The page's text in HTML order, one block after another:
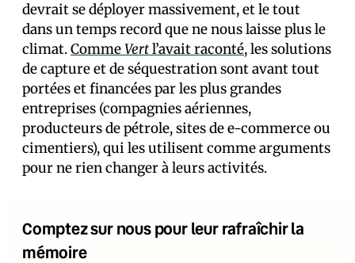
devrait se déployer massivement, et le tout
dans un temps record que ne nous laisse plus le
climat.CommeVertl’avait raconté, les solutions
de capture et de séquestration sont avant tout
portées et financées par les plus grandes
entreprises (compagnies aériennes,
producteurs de pétrole, sites de e-commerce ou
cimentiers), qui les utilisent comme arguments
pour ne rien changer à leurs activités.
Comptez sur nous pour leur rafraîchir la
mémoire